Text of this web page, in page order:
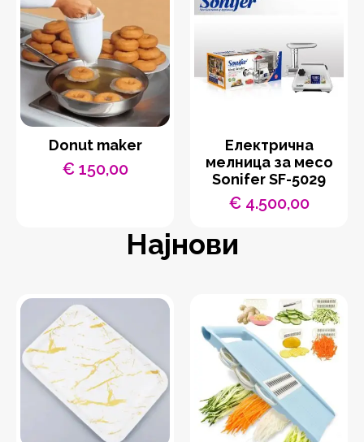
Donut maker
€150,00
Eлектрична
мелница за месо
Sonifer SF-5029
€4.500,00
Најнови